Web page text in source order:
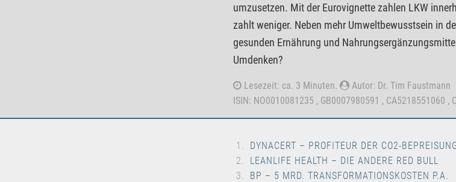
umzusetzen. Mit der Eurovignette zahlen LKW
zahlt weniger. Neben mehr Umweltbewusstsein in
gesunden Ernährung und
Umdenken?
Lesezeit: ca. 3 Minuten.
Autor: Dr. Tim Faustmann
ISIN: NO0010081235 , GB0007980591 , CA5218551060 ,
DYNACERT – PROFITEUR DER CO2-
LEANLIFE HEALTH – DIE ANDERE RED BULL
BP – 5 MRD. TRANSFORMATIONSKOSTEN P.A.